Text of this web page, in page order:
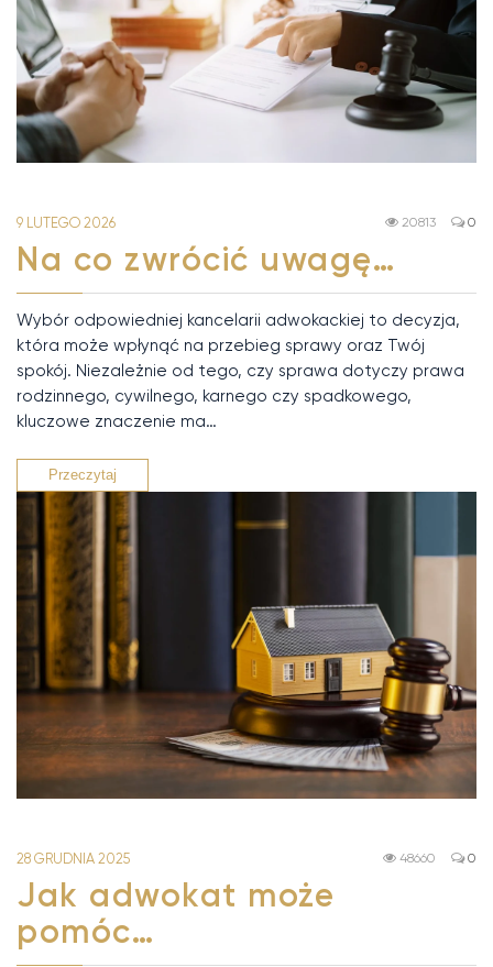
9 LUTEGO 2026 0
20813
Na co zwrócić uwagę…
Wybór odpowiedniej kancelarii adwokackiej to decyzja,
która może wpłynąć na przebieg sprawy oraz Twój
spokój. Niezależnie od tego, czy sprawa dotyczy prawa
rodzinnego, cywilnego, karnego czy spadkowego,
kluczowe znaczenie ma…
Przeczytaj
28 GRUDNIA 2025 0
48660
Jak adwokat może
pomóc…